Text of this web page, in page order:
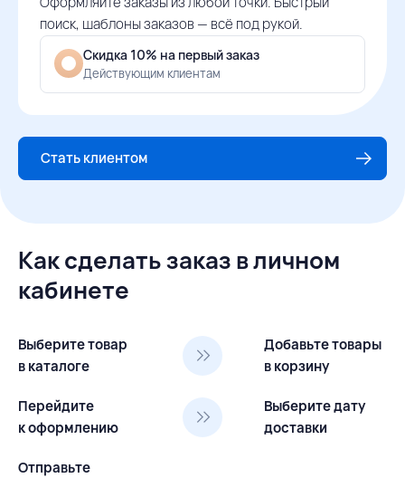
поиск, шаблоны заказов — всё под рукой.
Скидка 10% на первый заказ
Действующим клиентам
Стать клиентом
Как сделать заказ в личном
кабинете
Выберите товар
в каталоге
Добавьте товары
в корзину
Перейдите
к оформлению
Выберите дату
доставки
Отправьте